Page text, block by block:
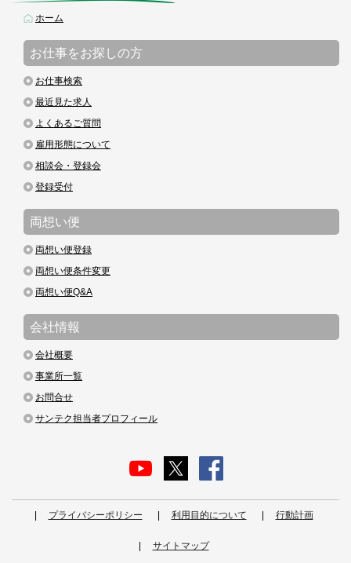
ホーム
お仕事をお探しの方
お仕事検索
最近見た求人
よくあるご質問
雇用形態について
相談会・登録会
登録受付
両想い便
両想い便登録
両想い便条件変更
両想い便Q&A
会社情報
会社概要
事業所一覧
お問合せ
サンテク担当者プロフィール
プライバシーポリシー 利用目的について 行動計画
サイトマップ